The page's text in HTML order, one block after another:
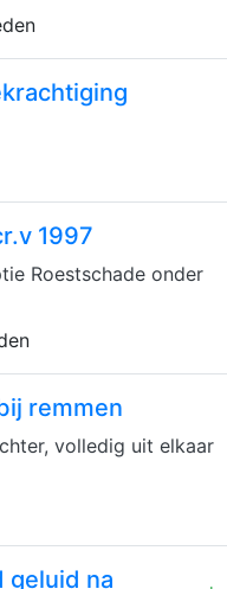
1997
Roestschade onder
remmen
volledig uit elkaar
geluid na